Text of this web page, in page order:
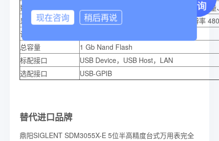
数学运算功能
最大值、最小值、平均值、标准差、相对测
显示
4.3 英寸真彩 TFT-LCD 大屏显示，分辨率
读数分辨率
总容量
1 Gb Nand Flash
标配接口
USB Device，USB Host，LAN
选配接口
USB-GPIB
替代进口品牌
鼎阳SIGLENT SDM3055X-E 5位半高精度台式万用表完全
现在咨询 稍后再说